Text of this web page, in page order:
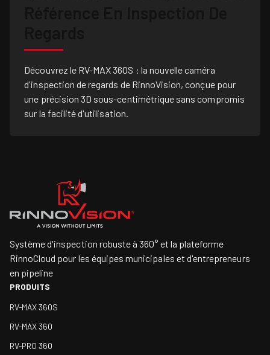
Découvrez le RV-MAX 360S : la nouvelle caméra
d'inspection de regards de RinnoVision, conçue pour
une précision 3D sous-centimétrique sans compromis
sur la facilité d'utilisation.
Système d'inspection robuste à 360° et la plateforme
RinnoCloud pour les équipes municipales et d'entrepreneurs
en pipeline
PRODUITS
RV-MAX 360S
RV-MAX 360
RV-PRO 360